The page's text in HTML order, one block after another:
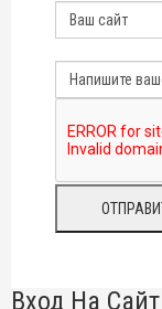
Вход На Сайт